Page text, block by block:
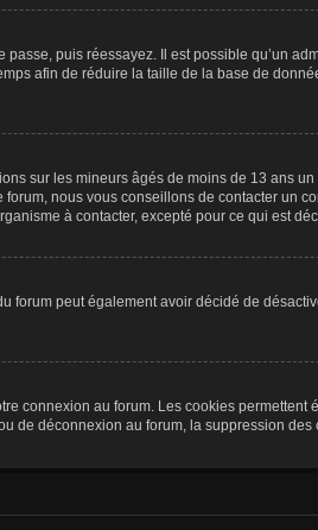
puis réessayez. Il est possible qu’un
afin de réduire la taille de la base de
sur les mineurs âgés de moins de 13 ans
nous vous conseillons de contacter un
à contacter, excepté pour ce qui est
forum peut également avoir décidé de
connexion au forum. Les cookies permettent
de déconnexion au forum, la suppression